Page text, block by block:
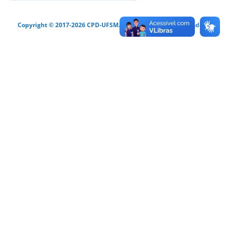
Copyright © 2017-2026 CPD-UFSM. Todos os direitos reservados.